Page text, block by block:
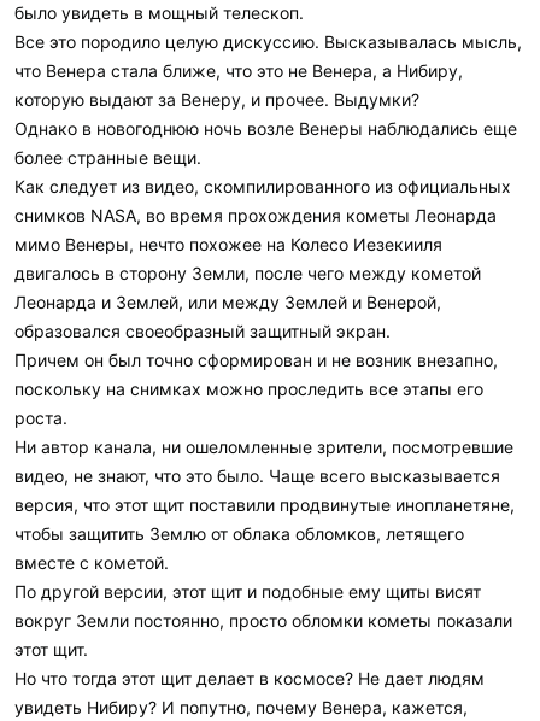
длине ГСО в 265 000 км у нас получается вероятность
столкновения меньше 1/100 000.
Возможно, частички пыли, отделяющиеся от астероида во
время движения, увеличат размеры области, в которой он
может нанести повреждения. Но нам не хватает знаний, чтобы
Отметим только, что в 2013 году астероид 2012 DA 14 пролетел
на расстоянии примерно 28 000 км от Земли и последствий
для спутников не было.
Астероидная опасность
прошлого века. С одной стороны, крупные астероиды
прилетают редко. Например, астероид размером несколько
километров способен вызвать глобальную катастрофу,
подобную вымиранию динозавров, но с таким Земля
встречается раз в 100 млн лет. Мелкие, как Апофиз могут
уничтожить все на десятки километров вокруг, но прилетают
раз в десятки тысяч лет.
Кроме того, нам атмосфера — естественная защита Земли, в
которой сгорают мелкие астероиды, а крупные могут
разрушаться на части, что смягчает удар. Кроме того, большая
часть планеты покрыта водой, да и на суше не все районы
чтобы он разрушился», — пояснил собеседник ФАН.
Вассерман назвал единственный, на его взгляд, способ
избавиться от нависшей над землянами угрозы.
«Не нужно закрывать на астероид глаза как в свежем
американском фильме «Не смотрите наверх», а уже сейчас
готовиться принять серьезные меры. Астрономы могут
подсчитать, сколько именно ракет с ядерными боеголовками
нужно, чтобы разрушить астероид на достаточно мелкие и
безопасные фрагменты. К сожалению, в данный момент для
решения этой проблемы у нас ничего лучше нет», — заключил
политический консультант.
было увидеть в мощный телескоп.
Все это породило целую дискуссию. Высказывалась мысль,
что Венера стала ближе, что это не Венера, а Нибиру,
которую выдают за Венеру, и прочее. Выдумки?
Однако в новогоднюю ночь возле Венеры наблюдались еще
более странные вещи.
Как следует из видео, скомпилированного из официальных
снимков NASA, во время прохождения кометы Леонарда
мимо Венеры, нечто похожее на Колесо Иезекииля
двигалось в сторону Земли, после чего между кометой
Леонарда и Землей, или между Землей и Венерой,
образовался своеобразный защитный экран.
Причем он был точно сформирован и не возник внезапно,
поскольку на снимках можно проследить все этапы его
роста.
Ни автор канала, ни ошеломленные зрители, посмотревшие
видео, не знают, что это было. Чаще всего высказывается
версия, что этот щит поставили продвинутые инопланетяне,
чтобы защитить Землю от облака обломков, летящего
вместе с кометой.
По другой версии, этот щит и подобные ему щиты висят
вокруг Земли постоянно, просто обломки кометы показали
этот щит.
Но что тогда этот щит делает в космосе? Не дает людям
увидеть Нибиру? И попутно, почему Венера, кажется,